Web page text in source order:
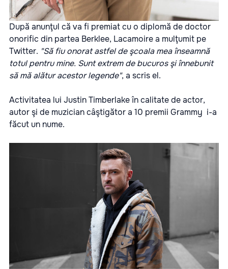
După anunţul că va fi premiat cu o diplomă de doctor
onorific din partea Berklee, Lacamoire a mulţumit pe
Twitter. "Să fiu onorat astfel de şcoala mea înseamnă
totul pentru mine. Sunt extrem de bucuros şi înnebunit
să mă alătur acestor legende", a scris el.
Activitatea lui Justin Timberlake în calitate de actor,
autor şi de muzician câştigător a 10 premii Grammy i-a
făcut un nume.